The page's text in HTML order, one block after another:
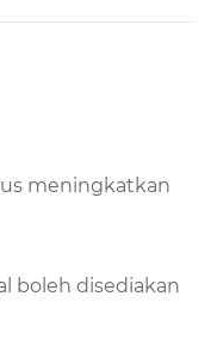
meningkatkan
boleh disediakan